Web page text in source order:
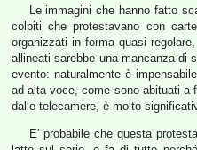
Le immagini che hanno fatto
colpiti che protestavano con
organizzati in forma quasi
allineati sarebbe una mancanza di
evento: naturalmente è
ad alta voce, come sono abituati a
dalle telecamere, è molto
E’ probabile che questa